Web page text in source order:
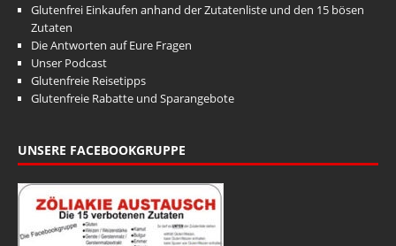
Glutenfrei Einkaufen anhand der Zutatenliste und den 15 bösen
Zutaten
Die Antworten auf Eure Fragen
Unser Podcast
Glutenfreie Reisetipps
Glutenfreie Rabatte und Sparangebote
UNSERE FACEBOOKGRUPPE